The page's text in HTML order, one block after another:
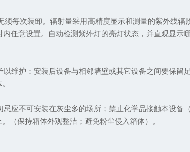
每次装卸。辐射量采用高精度显示和测量的紫外线辐
任意设置。自动检测紫外灯的亮灯状态，并直观显示
维护：安装后设备与相邻墙壁或其它设备之间要保留
应不可安装在灰尘多的场所；禁止化学品接触本设备
（保持箱体外观整洁；避免粉尘侵入箱体）。